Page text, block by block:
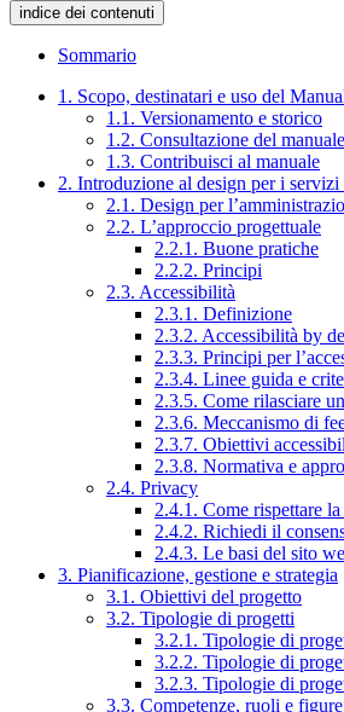
indice dei contenuti
Sommario
1. Scopo, destinatari e uso del
1.1. Versionamento e storico
1.2. Consultazione del manuale
1.3. Contribuisci al manuale
2. Introduzione al design per i
2.1. Design per
2.2. L’approccio progettuale
2.2.1. Buone pratiche
2.2.2. Principi
2.3. Accessibilità
2.3.1. Definizione
2.3.2. Accessibilità by
2.3.3. Principi per
2.3.4. Linee guida e
2.3.5. Come rilasciare
2.3.6. Meccanismo di
2.3.7. Obiettivi
2.3.8. Normativa e
2.4. Privacy
2.4.1. Come rispettare
2.4.2. Richiedi il
2.4.3. Le basi del sito
3. Pianificazione, gestione e strategia
3.1. Obiettivi del progetto
3.2. Tipologie di progetti
3.2.1. Tipologie di
3.2.2. Tipologie di
3.2.3. Tipologie di
3.3. Competenze, ruoli e